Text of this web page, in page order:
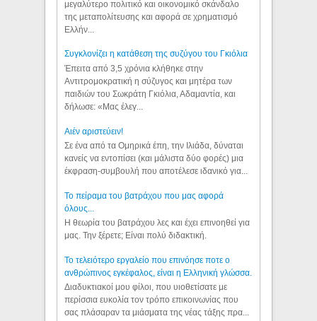
μεγαλύτερο πολιτικό και οικονομικό σκάνδαλο
της μεταπολίτευσης και αφορά σε χρηματισμό
Ελλήν...
Συγκλονίζει η κατάθεση της συζύγου του Γκιόλια
Έπειτα από 3,5 χρόνια κλήθηκε στην
Αντιτρομοκρατική η σύζυγος και μητέρα των
παιδιών του Σωκράτη Γκιόλια, Αδαμαντία, και
δήλωσε: «Μας έλεγ...
Aιέν αριστεύειν!
Σε ένα από τα Ομηρικά έπη, την Ιλιάδα, δύναται
κανείς να εντοπίσει (και μάλιστα δύο φορές) μια
έκφραση-συμβουλή που αποτέλεσε ιδανικό για...
Το πείραμα του βατράχου που μας αφορά
όλους...
Η θεωρία του βατράχου λες και έχει επινοηθεί για
μας. Την ξέρετε; Είναι πολύ διδακτική.
Το τελειότερο εργαλείο που επινόησε ποτε ο
ανθρώπινος εγκέφαλος, είναι η Ελληνική γλώσσα.
Διαδυκτιακοί μου φίλοι, που υιοθετίσατε με
περίσσια ευκολία τον τρόπο επικοινωνίας που
σας πλάσαραν τα μιάσματα της νέας τάξης πρα...